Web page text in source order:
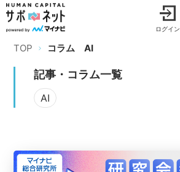
ログイン
TOP コラムAI
記事・コラム一覧
AI